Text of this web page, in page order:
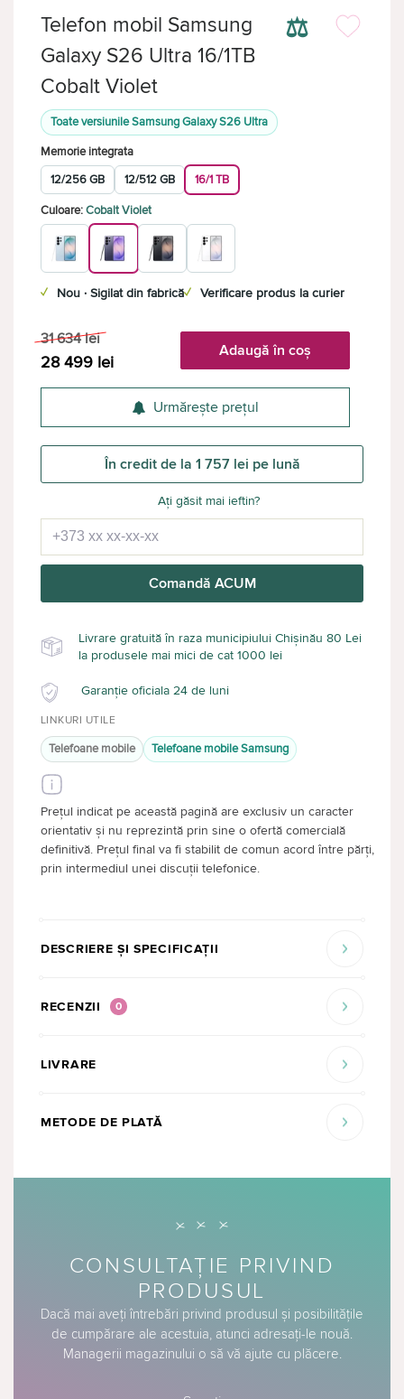
⚖
Telefon mobil Samsung
Galaxy S26 Ultra 16/1TB
Cobalt Violet
Toate versiunile Samsung Galaxy S26 Ultra
Memorie integrata
12/256 GB
12/512 GB 16/1 TB
Culoare:Cobalt Violet
✓ Nou · Sigilat din fabrică✓ Verificare produs la curier
31 634 lei
28 499 lei
Adaugă în coș
Urmărește prețul
În credit de la 1 757 lei pe lună
Ați găsit mai ieftin?
Comandă ACUM
Livrare gratuită în raza municipiului Chișinău 80 Lei
la produsele mai mici de cat 1000 lei
Garanție oficiala 24 de luni
LINKURI UTILE
Telefoane mobile Telefoane mobile Samsung
Prețul indicat pe această pagină are exclusiv un caracter
orientativ și nu reprezintă prin sine o ofertă comercială
definitivă. Prețul final va fi stabilit de comun acord între părți,
prin intermediul unei discuții telefonice.
DESCRIERE ȘI SPECIFICAȚII
RECENZII 0
LIVRARE
METODE DE PLATĂ
CONSULTAȚIE PRIVIND
PRODUSUL
Dacă mai aveți întrebări privind produsul și posibilitățile
de cumpărare ale acestuia, atunci adresați-le nouă.
Managerii magazinului o să vă ajute cu plăcere.